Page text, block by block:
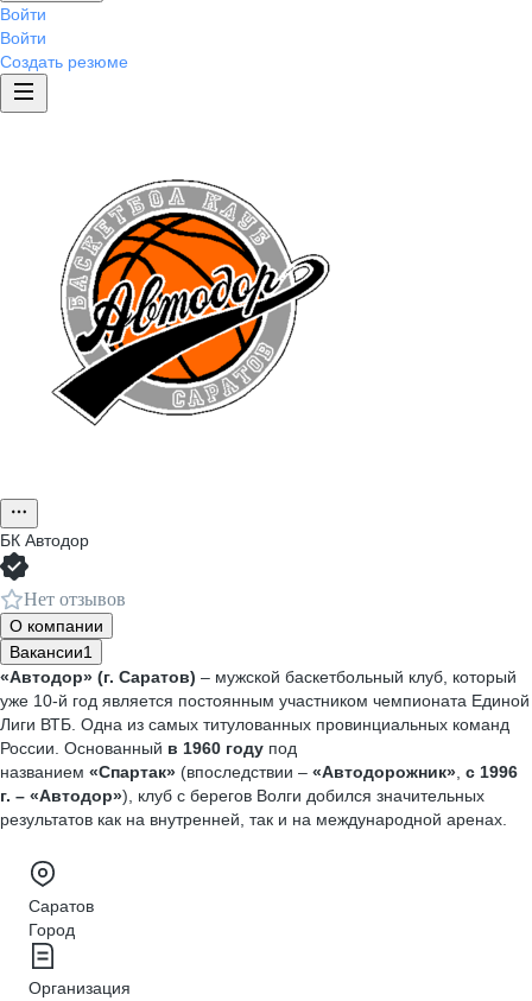
Войти
Войти
Создать резюме
БК Автодор
Нет отзывов
О компании
Вакансии1
«Автодор» (г. Саратов) – мужской баскетбольный клуб, который
уже 10-й год является постоянным участником чемпионата Единой
Лиги ВТБ. Одна из самых титулованных провинциальных команд
России. Основанный в 1960 году под
названием «Спартак» (впоследствии – «Автодорожник» с 1996
г. – «Автодор»), клуб с берегов Волги добился значительных
результатов как на внутренней, так и на международной аренах.
Саратов
Город
Организация